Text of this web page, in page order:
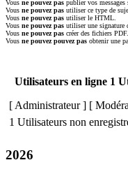
Vous ne pouvez pas publier vos messages
Vous ne pouvez pas utiliser ce type de
Vous ne pouvez pas utiliser le HTML.
Vous ne pouvez pas utiliser une signature
Vous ne pouvez pas créer des fichiers PDF.
Vous ne pouvez pouvez pas obtenir une
Utilisateurs en ligne 1
[ Administrateur] [
1 Utilisateurs non
2026